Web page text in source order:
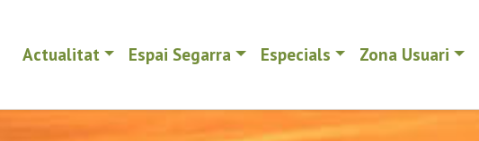
Actualitat Espai Segarra Especials Zona Usuari